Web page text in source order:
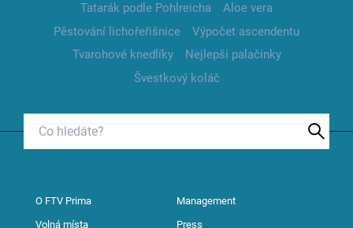
Tatarák podle Pohlreicha
Aloe vera
Pěstování lichořeřišnice
Výpočet ascendentu
Tvarohové knedlíky
Nejlepší palačinky
Švestkový koláč
O FTV Prima Management
Volná místa Press